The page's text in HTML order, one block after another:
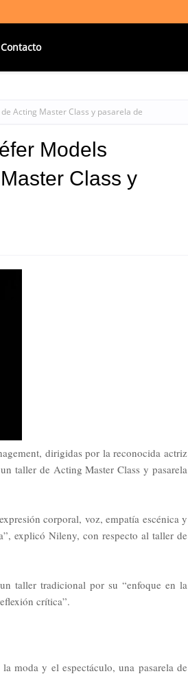
Contacto
Acting Master Class y pasarela de
Models
Class y
dirigidas por la reconocida actriz
taller de Acting Master Class y pasarela
corporal, voz, empatía escénica y
explicó Nileny, con respecto al taller de
taller tradicional por su “enfoque en la
crítica”.
moda y el espectáculo, una pasarela de